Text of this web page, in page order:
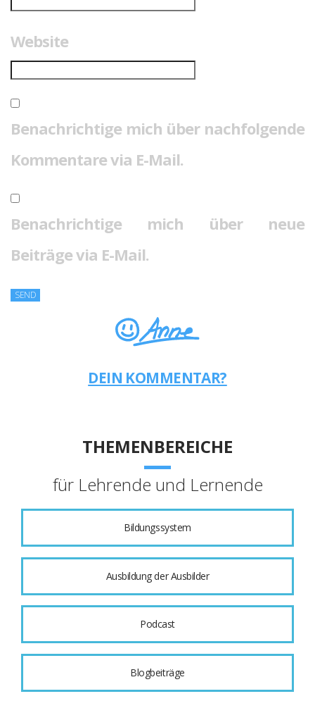
Website
Benachrichtige mich über nachfolgende
Kommentare via E-Mail.
Benachrichtige mich über neue
Beiträge via E-Mail.
DEIN KOMMENTAR?
THEMENBEREICHE
für Lehrende und Lernende
Bildungssystem
Ausbildung der Ausbilder
Podcast
Blogbeiträge